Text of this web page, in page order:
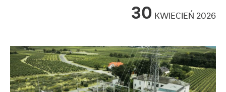
30 KWIECIEŃ 2026